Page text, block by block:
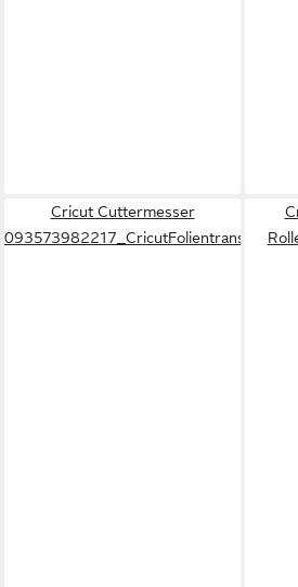
Cricut Cuttermesser
093573982217_CricutFolientransfersatz